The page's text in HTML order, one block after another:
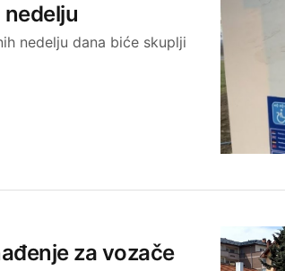
nedelju dana biće skuplji
za vozače